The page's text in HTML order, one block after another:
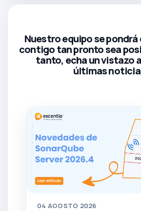
Nuestro equipo se
contigo tan pronto sea
tanto, echa un vistazo
últimas
04 AGOSTO 2026